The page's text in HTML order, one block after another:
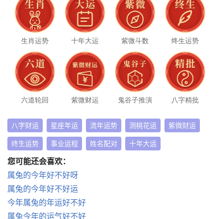
生肖运势 十年大运 紫微斗数 终生运势
六道轮回 紫微财运 鬼谷子推演 八字精批
八字财运 星座年运 流年运势 测桃花运 紫微财运
终生运势 事业运程 姓名配对 十年大运
您可能还会喜欢：
属兔的今年好不好呀
属兔的今年好不好运
今年属兔的年运好不好
属兔今年的运气好不好